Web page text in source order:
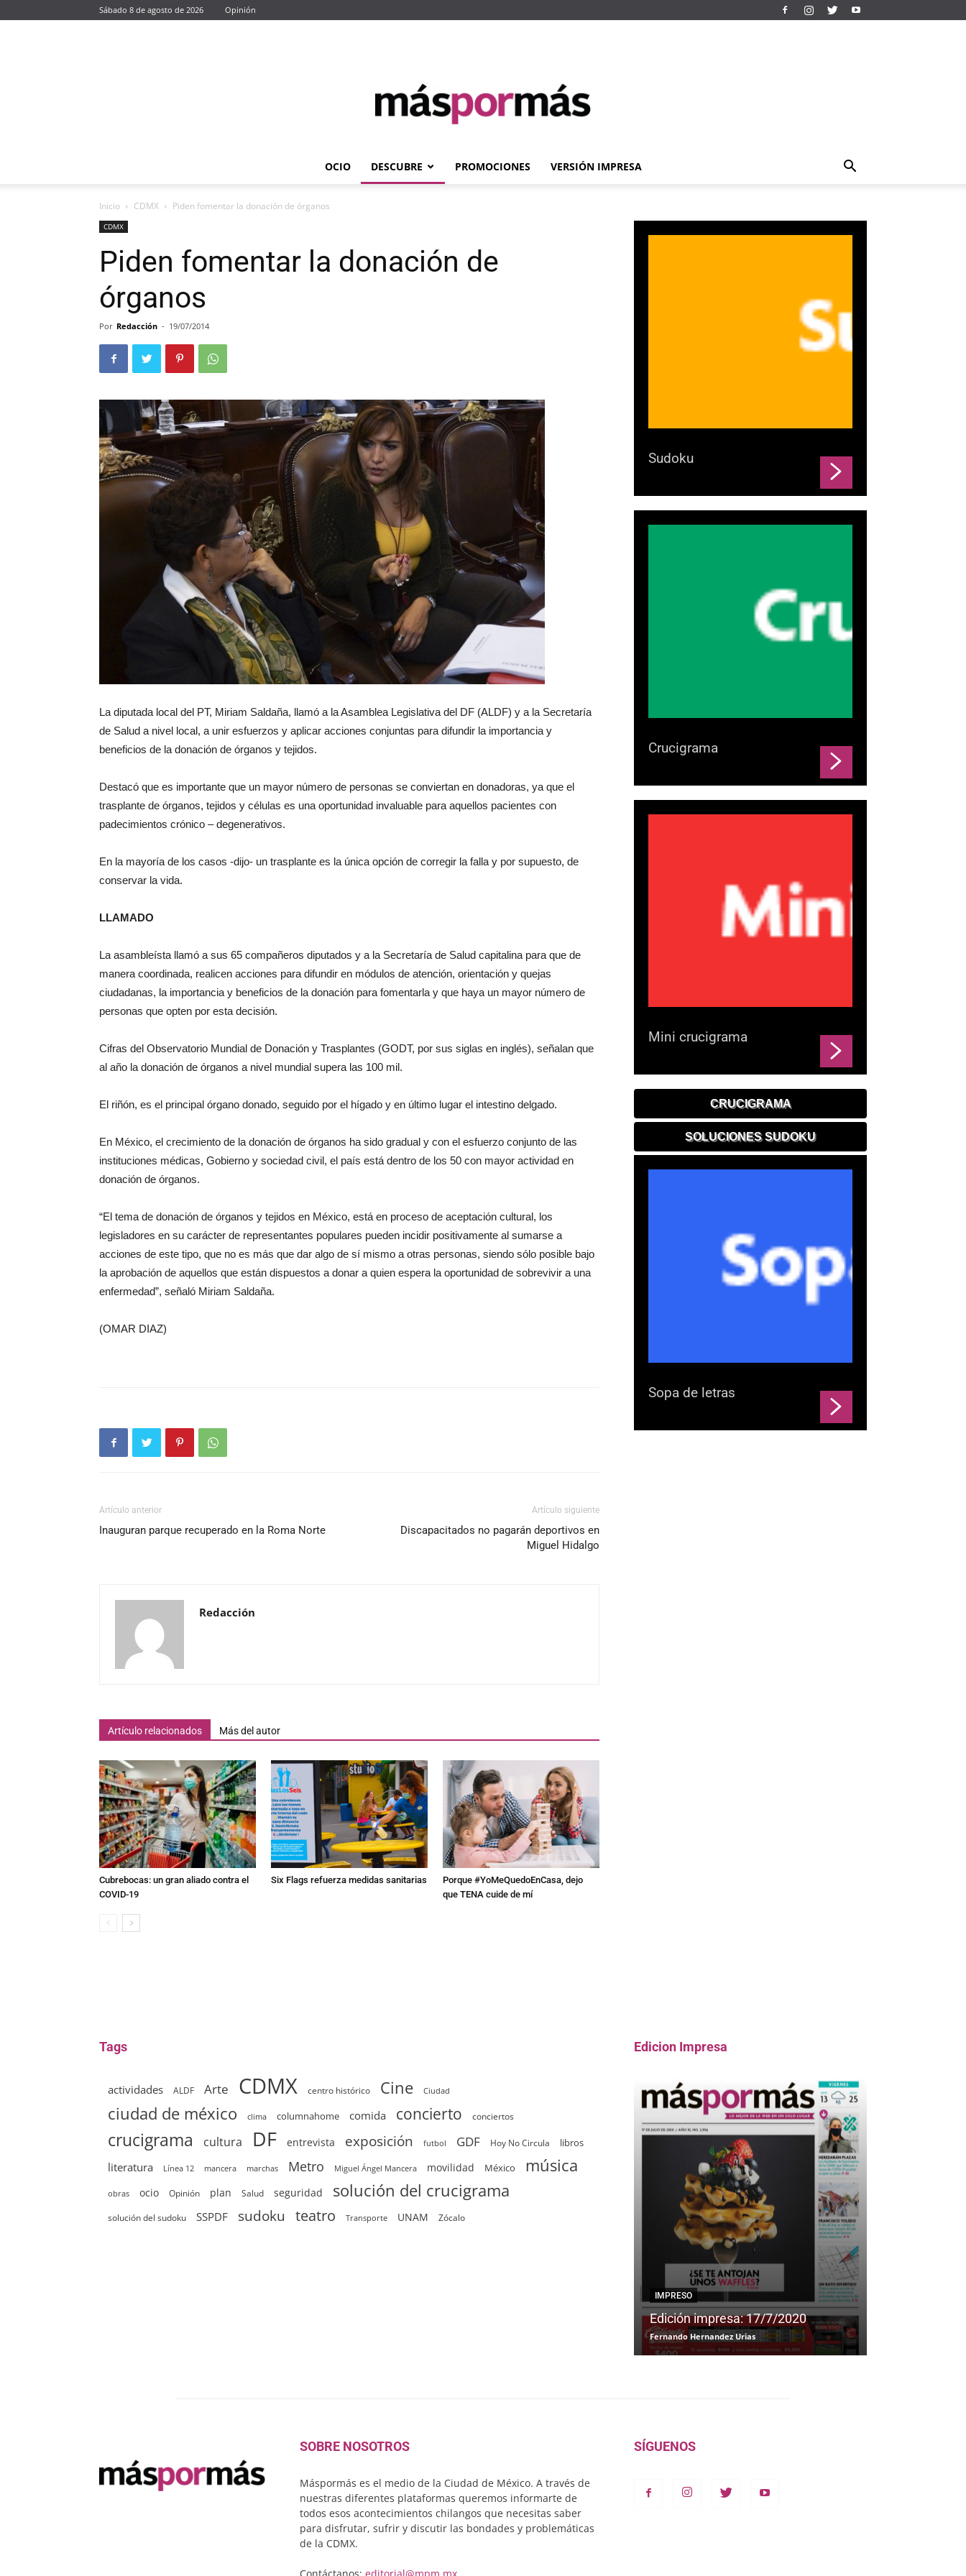
Sábado 8 de agosto de 2026 Opinión
Máspormás
OCIO DESCUBRE PROMOCIONES VERSIÓN IMPRESA
Inicio CDMX Piden fomentar la donación de órganos
CDMX
Piden fomentar la donación de
órganos
Por Redacción - 19/07/2014
La diputada local del PT, Miriam Saldaña, llamó a la Asamblea Legislativa del DF (ALDF) y a la Secretaría
de Salud a nivel local, a unir esfuerzos y aplicar acciones conjuntas para difundir la importancia y
beneficios de la donación de órganos y tejidos.
Destacó que es importante que un mayor número de personas se conviertan en donadoras, ya que el
trasplante de órganos, tejidos y células es una oportunidad invaluable para aquellos pacientes con
padecimientos crónico – degenerativos.
En la mayoría de los casos -dijo- un trasplante es la única opción de corregir la falla y por supuesto, de
conservar la vida.
LLAMADO
La asambleísta llamó a sus 65 compañeros diputados y a la Secretaría de Salud capitalina para que de
manera coordinada, realicen acciones para difundir en módulos de atención, orientación y quejas
ciudadanas, la importancia y beneficios de la donación para fomentarla y que haya un mayor número de
personas que opten por esta decisión.
Cifras del Observatorio Mundial de Donación y Trasplantes (GODT, por sus siglas en inglés), señalan que
al año la donación de órganos a nivel mundial supera las 100 mil.
El riñón, es el principal órgano donado, seguido por el hígado y en último lugar el intestino delgado.
En México, el crecimiento de la donación de órganos ha sido gradual y con el esfuerzo conjunto de las
instituciones médicas, Gobierno y sociedad civil, el país está dentro de los 50 con mayor actividad en
donación de órganos.
“El tema de donación de órganos y tejidos en México, está en proceso de aceptación cultural, los
legisladores en su carácter de representantes populares pueden incidir positivamente al sumarse a
acciones de este tipo, que no es más que dar algo de sí mismo a otras personas, siendo sólo posible bajo
la aprobación de aquellos que están dispuestos a donar a quien espera la oportunidad de sobrevivir a una
enfermedad”, señaló Miriam Saldaña.
(OMAR DIAZ)
Artículo anterior
Inauguran parque recuperado en la Roma Norte
Artículo siguiente
Discapacitados no pagarán deportivos en
Miguel Hidalgo
Redacción
Artículo relacionados Más del autor
Cubrebocas: un gran aliado contra el
COVID-19
Six Flags refuerza medidas sanitarias
Porque #YoMeQuedoEnCasa, dejo
que TENA cuide de mí
Sudoku
Crucigrama
Mini crucigrama
CRUCIGRAMA
SOLUCIONES SUDOKU
Sopa de letras
Tags
actividades ALDF Arte CDMX centro histórico Cine Ciudad
ciudad de méxico clima columnahome comida concierto conciertos
crucigrama cultura DF entrevista exposición futbol GDF Hoy No Circula libros
literatura Línea 12 mancera marchas Metro Miguel Ángel Mancera movilidad México música
obras ocio Opinión plan Salud seguridad solución del crucigrama
solución del sudoku SSPDF sudoku teatro Transporte UNAM Zócalo
Edicion Impresa
IMPRESO
Edición impresa: 17/7/2020
Fernando Hernandez Urias
SOBRE NOSOTROS
Máspormás es el medio de la Ciudad de México. A través de
nuestras diferentes plataformas queremos informarte de
todos esos acontecimientos chilangos que necesitas saber
para disfrutar, sufrir y discutir las bondades y problemáticas
de la CDMX.
SÍGUENOS